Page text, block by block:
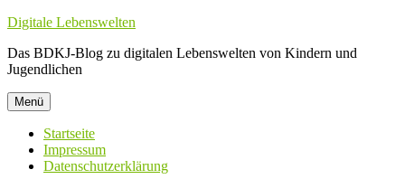
Zum
springen
Digitale Lebenswelten
Das BDKJ-Blog zu digitalen Lebenswelten von Kindern und
Jugendlichen
Menü
Startseite
Impressum
Datenschutzerklärung